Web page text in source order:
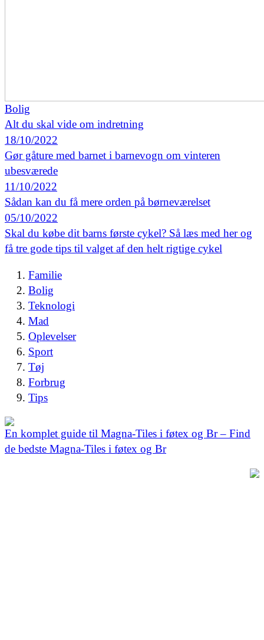
Bolig
Alt du skal vide om indretning
18/10/2022
Gør gåture med barnet i barnevogn om vinteren
ubesværede
11/10/2022
Sådan kan du få mere orden på børneværelset
05/10/2022
Skal du købe dit barns første cykel? Så læs med her og
få tre gode tips til valget af den helt rigtige cykel
Familie
Bolig
Teknologi
Mad
Oplevelser
Sport
Tøj
Forbrug
Tips
En komplet guide til Magna-Tiles i føtex og Br – Find
de bedste Magna-Tiles i føtex og Br